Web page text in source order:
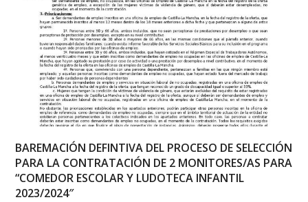
BAREMACIÓN DEFINTIVA DEL PROCESO DE SELECCIÓN
PARA LA CONTRATACIÓN DE 2 MONITORES/AS PARA
“COMEDOR ESCOLAR Y LUDOTECA INFANTIL
2023/2024″